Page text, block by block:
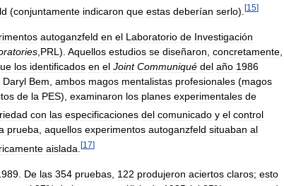
(conjuntamente indicaron que estas deberían serlo). [15]
autoganzfeld en el Laboratorio de Investigación
PRL ). Aquellos estudios se diseñaron concretamente
los identificados en el Joint Communiqué del año 1986
Daryl Bem ambos magos mentalistas profesionales (magos
de la PES), examinaron los planes experimentales de
con las especificaciones del comunicado y el control
prueba aquellos experimentos autoganzfeld situaban al
aislada [17]
De las 354 pruebas 122 produjeron aciertos claros; esto